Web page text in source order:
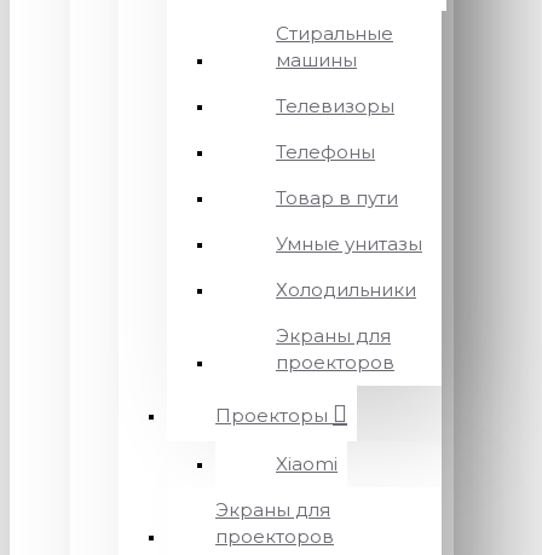
Стиральные
машины
Телевизоры
Телефоны
Товар в пути
Умные унитазы
Холодильники
Экраны для
проекторов
Проекторы
Xiaomi
Экраны для
проекторов